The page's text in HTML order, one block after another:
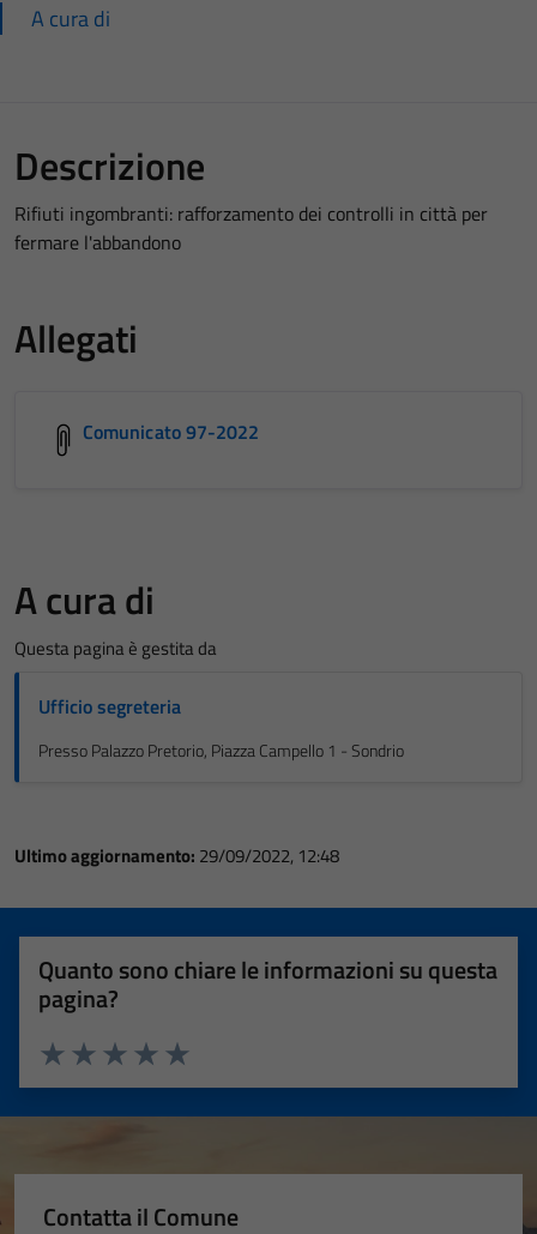
A cura di
Descrizione
Rifiuti ingombranti: rafforzamento dei controlli in città per
fermare l'abbandono
Allegati
Comunicato 97-2022
A cura di
Questa pagina è gestita da
Ufficio segreteria
Presso Palazzo Pretorio, Piazza Campello 1 - Sondrio
Ultimo aggiornamento: 29/09/2022, 12:48
Quanto sono chiare le informazioni su questa
pagina?
Valuta 5 stelle su 5
Valuta 4 stelle su 5
Valuta 3 stelle su 5
Valuta 2 stelle su 5
Valuta 1 stelle su 5
Contatta il Comune